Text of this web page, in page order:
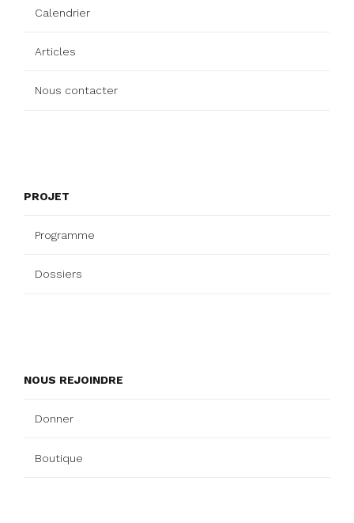
Calendrier
Articles
Nous contacter
PROJET
Programme
Dossiers
NOUS REJOINDRE
Donner
Boutique